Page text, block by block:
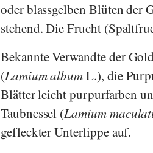
oder blassgelben Blüten der
stehend. Die Frucht
Bekannte Verwandte der
(Lamium albumL.), die
Blätter leicht purpurfarben
Taubnessel (Lamium
gefleckter Unterlippe auf.